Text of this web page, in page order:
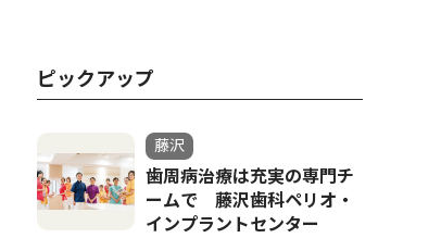
ピックアップ
藤沢
歯周病治療は充実の専門チ
ームで 藤沢歯科ペリオ・
インプラントセンター